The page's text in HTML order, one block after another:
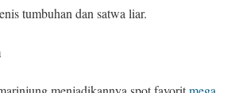
tumbuhan dan satwa liar.